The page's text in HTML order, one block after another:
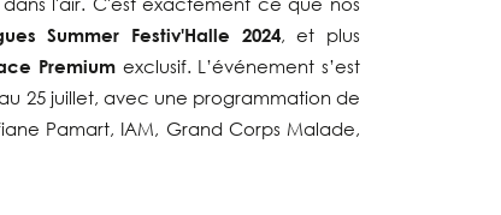
Summer Festiv'Halle 2024, et plus
Premiumexclusif. L’événement s’est
25 juillet, avec une programmation de
Pamart, IAM, Grand Corps Malade,